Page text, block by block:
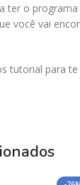
ter o
você vai
tutorial para te